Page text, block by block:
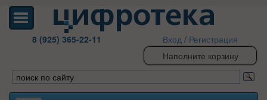
8 (925) 365-22-11 Вход / Регистрация
Наполните корзину